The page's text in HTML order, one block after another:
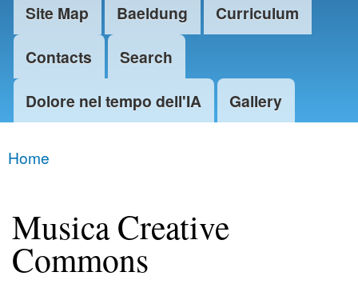
Site Map
Baeldung
Curriculum
Contacts
Search
Dolore nel tempo dell'IA
Gallery
You are here
Home
Musica Creative
Commons